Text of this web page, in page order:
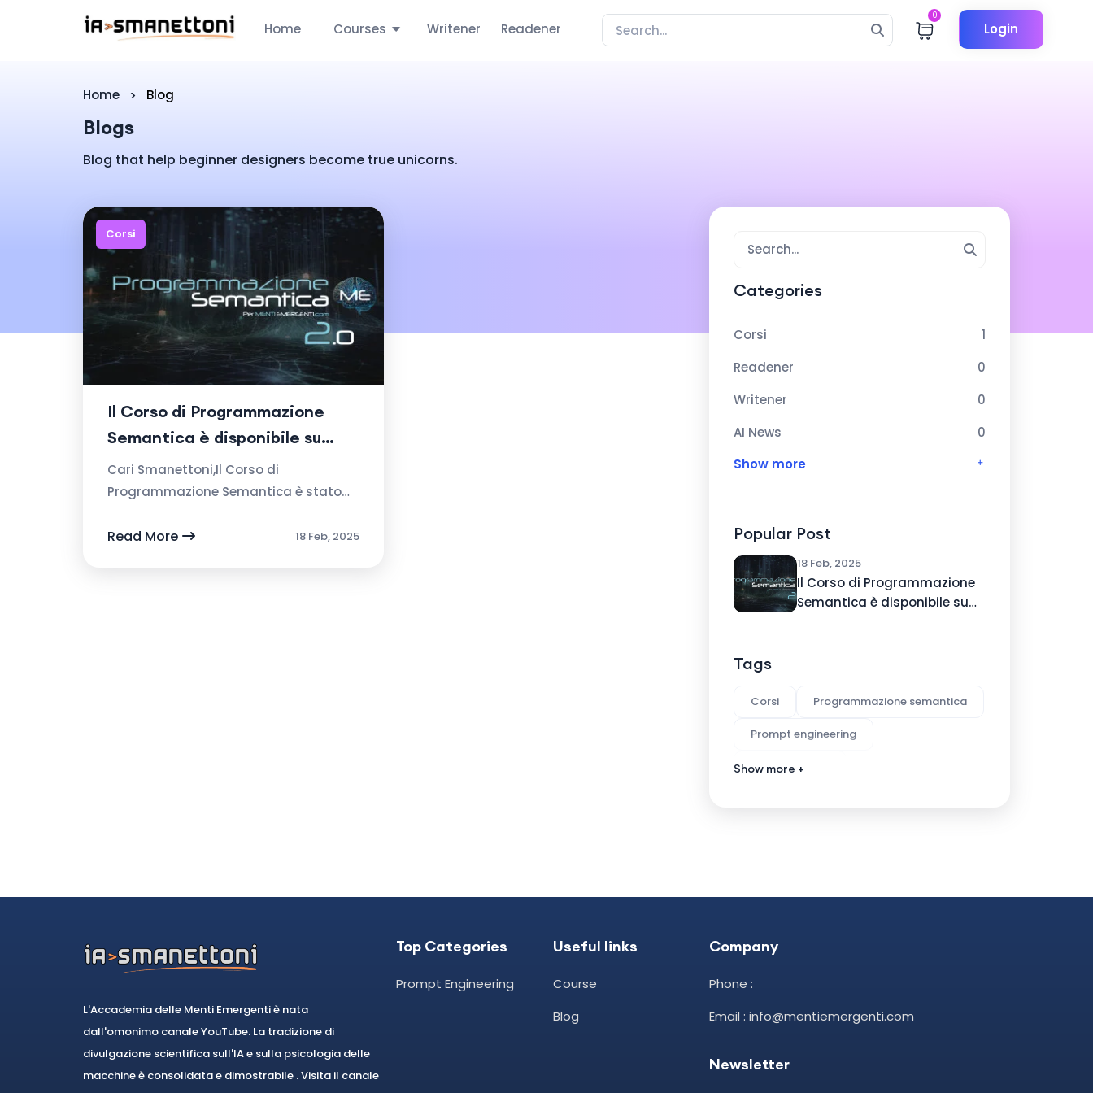
Home Courses Writener Readener
0
Login
Home Blog
Blogs
Blog that help beginner designers become true unicorns.
Corsi
Il Corso di Programmazione
Semantica è disponibile su
IApS
Cari Smanettoni,Il Corso di
Programmazione Semantica è stato
Tutte le sue 45+ lezioni sono state
Read More 18 Feb, 2025
Categories
Corsi
1
Readener
0
Writener
0
AI News
0
Show more
Popular Post
18 Feb, 2025
Il Corso di Programmazione
Semantica è disponibile su
Tags
Corsi Programmazione semantica
Prompt engineering
Prompt design
Show more +
L'Accademia delle Menti Emergenti è nata
dall'omonimo canale YouTube. La tradizione di
divulgazione scientifica sull'IA e sulla psicologia delle
macchine è consolidata e dimostrabile . Visita il canale
Top Categories
Prompt Engineering
Useful links
Course
Blog
Company
Phone :
Email : info@mentiemergenti.com
Newsletter